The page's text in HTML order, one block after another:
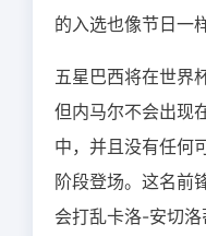
的入选也像节日一
五星巴西将在世界
但内马尔不会出现
中，并且没有任何
阶段登场。这名前
会打乱卡洛-安切